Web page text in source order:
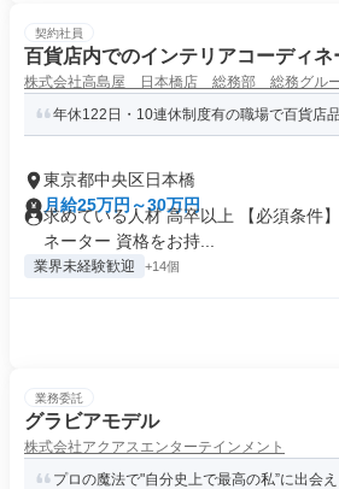
契約社員
百貨店内でのインテリアコーディネ
株式会社高島屋 日本橋店 総務部 総務グル
年休122日・10連休制度有の職場で百貨店
東京都中央区日本橋
月給25万円～30万円
求めている人材 高卒以上 【必須条件
ネーター 資格をお持...
業界未経験歓迎 +14個
業務委託
グラビアモデル
株式会社アクアスエンターテインメント
プロの魔法で"自分史上で最高の私”に出会え